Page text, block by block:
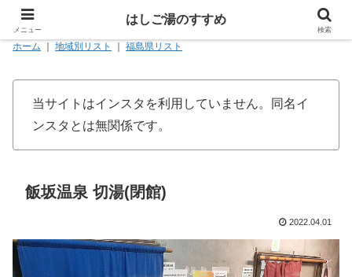
ホーム 地域別リスト 福島県リスト
当サイトはインスタを利用していません。同名イ
ンスタとは無関係です。
飯坂温泉 切湯(閉館)
2022.04.01
メニュー
はしご湯のすすめ
検索